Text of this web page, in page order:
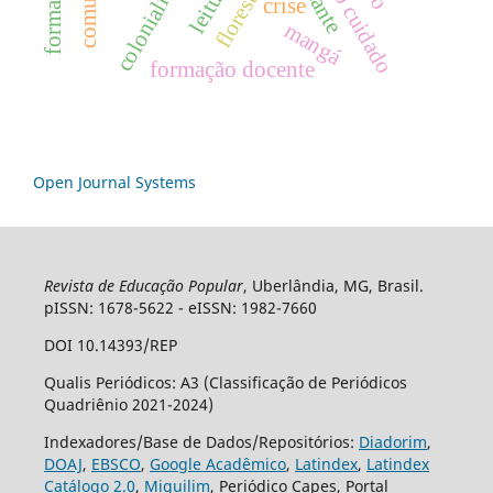
formação docente
crise
mangá
Open Journal Systems
Revista de Educação Popular, Uberlândia, MG, Brasil.
pISSN: 1678-5622 - eISSN: 1982-7660
DOI 10.14393/REP
Qualis Periódicos: A3 (Classificação de Periódicos
Quadriênio 2021-2024)
Indexadores/Base de Dados/Repositórios: Diadorim,
DOAJ, EBSCO, Google Acadêmico, Latindex, Latindex
Catálogo 2.0, Miguilim, Periódico Capes, Portal